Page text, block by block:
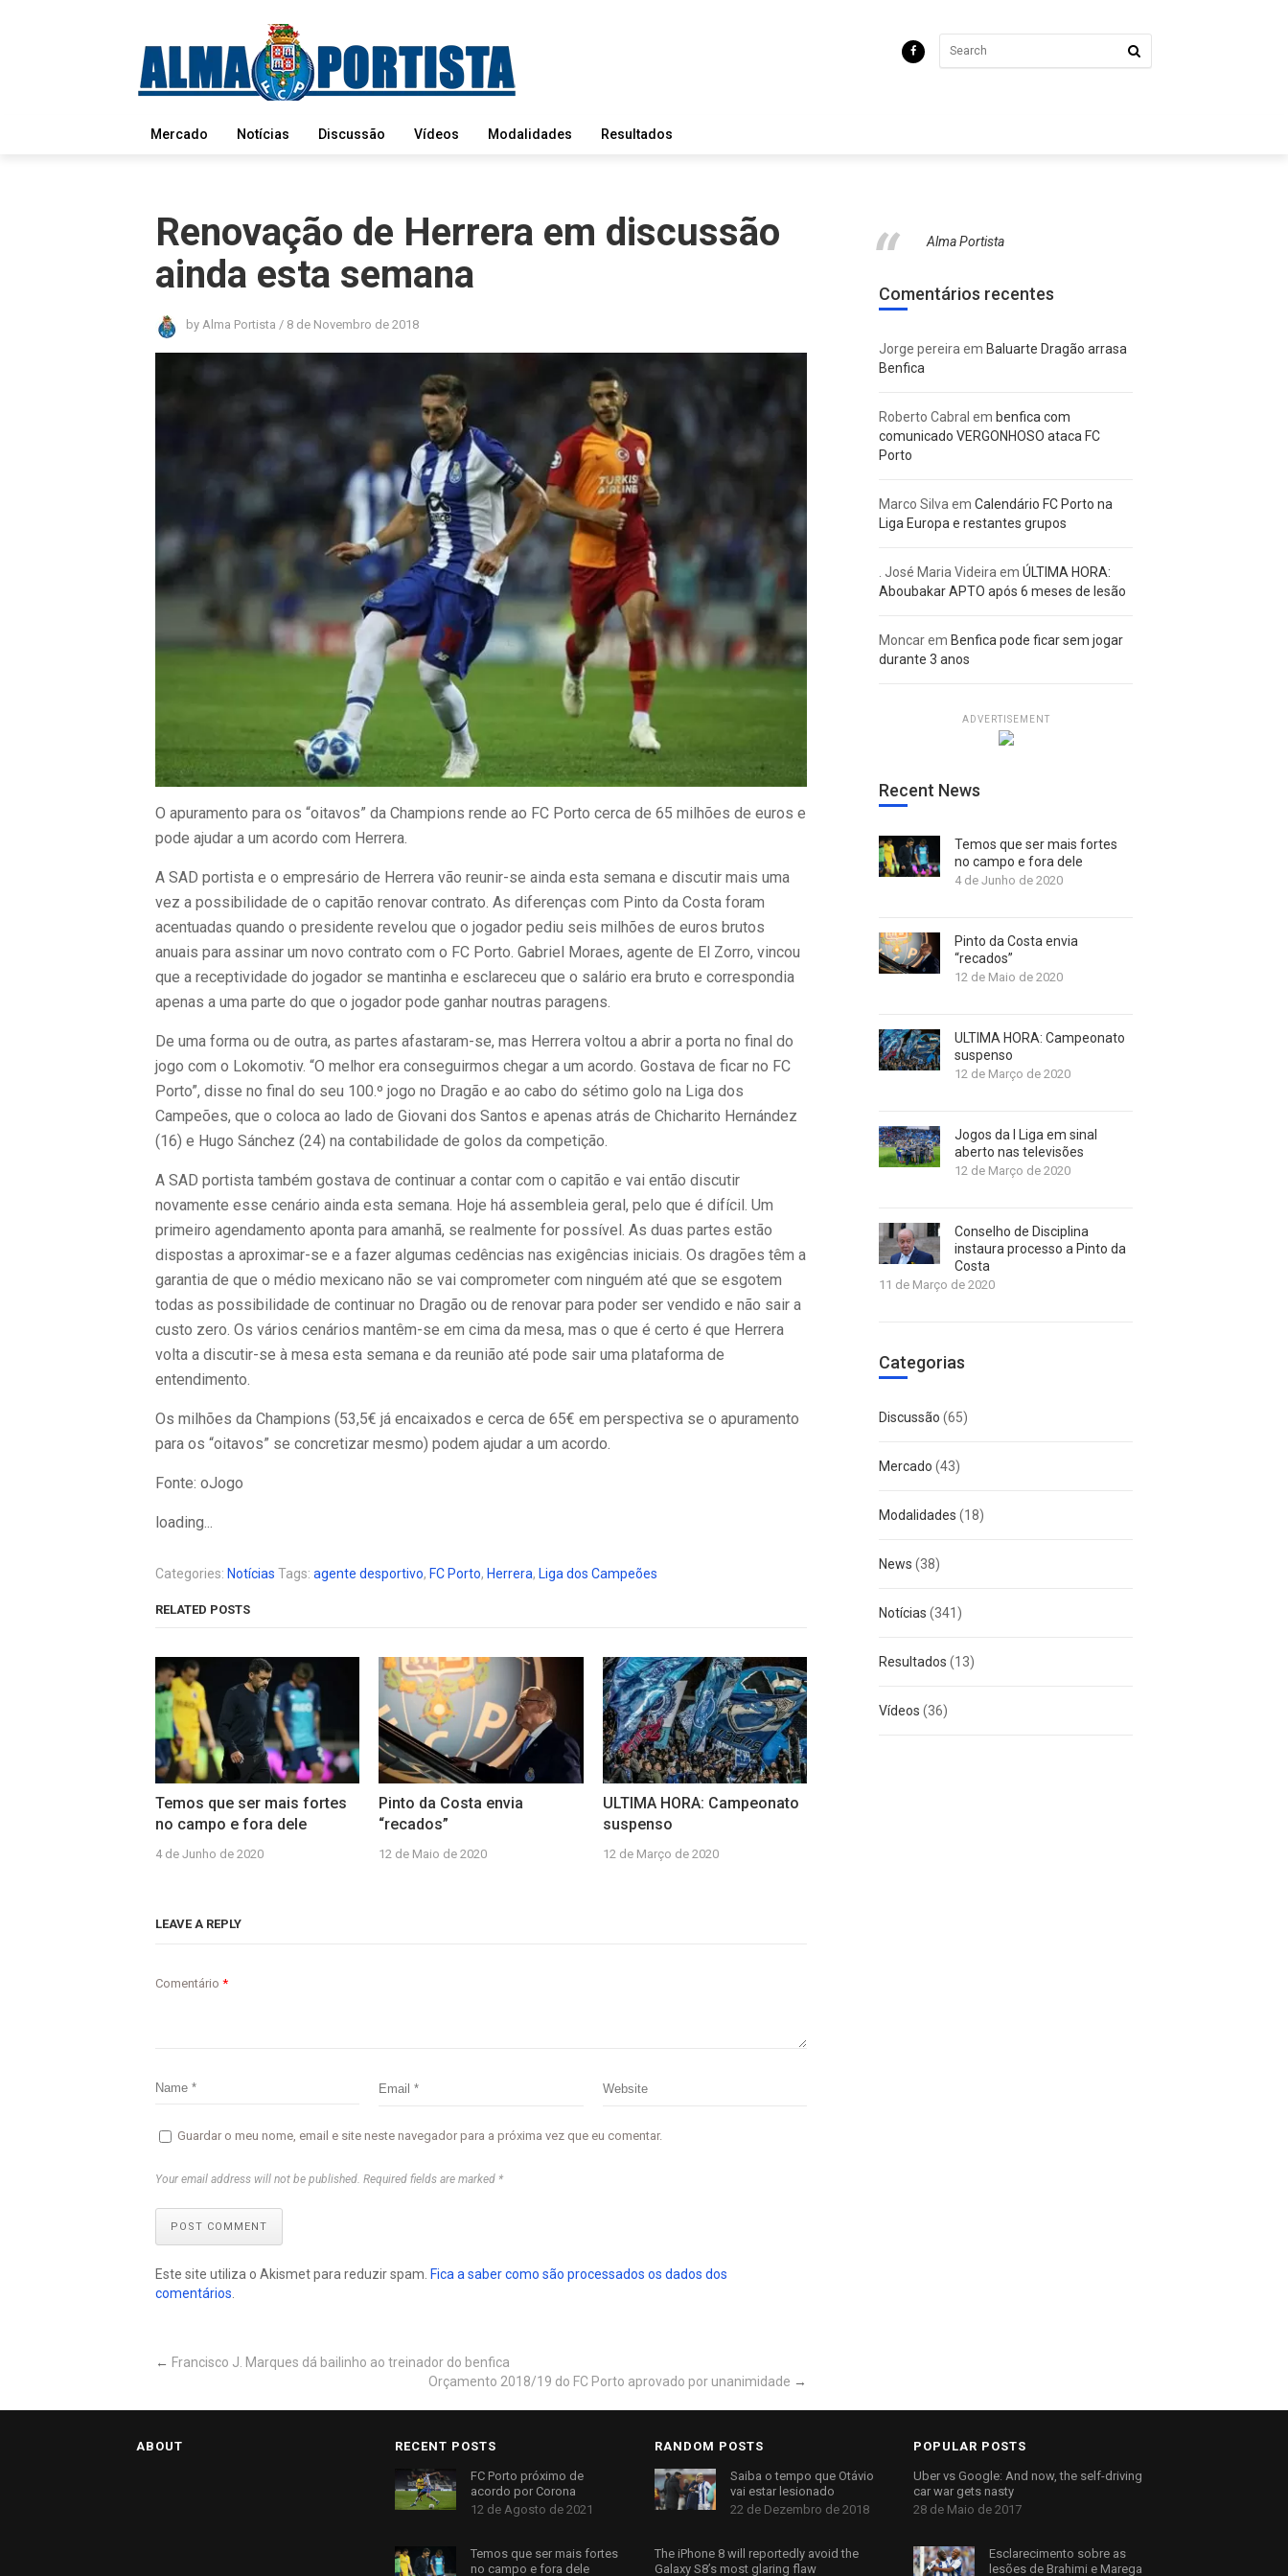
Mercado Notícias Discussão Vídeos Modalidades Resultados
Renovação de Herrera em discussão
ainda esta semana
by Alma Portista / 8 de Novembro de 2018
O apuramento para os “oitavos” da Champions rende ao FC Porto cerca de 65 milhões de euros e
pode ajudar a um acordo com Herrera.
A SAD portista e o empresário de Herrera vão reunir-se ainda esta semana e discutir mais uma
vez a possibilidade de o capitão renovar contrato. As diferenças com Pinto da Costa foram
acentuadas quando o presidente revelou que o jogador pediu seis milhões de euros brutos
anuais para assinar um novo contrato com o FC Porto. Gabriel Moraes, agente de El Zorro, vincou
que a receptividade do jogador se mantinha e esclareceu que o salário era bruto e correspondia
apenas a uma parte do que o jogador pode ganhar noutras paragens.
De uma forma ou de outra, as partes afastaram-se, mas Herrera voltou a abrir a porta no final do
jogo com o Lokomotiv. “O melhor era conseguirmos chegar a um acordo. Gostava de ficar no FC
Porto”, disse no final do seu 100.º jogo no Dragão e ao cabo do sétimo golo na Liga dos
Campeões, que o coloca ao lado de Giovani dos Santos e apenas atrás de Chicharito Hernández
(16) e Hugo Sánchez (24) na contabilidade de golos da competição.
A SAD portista também gostava de continuar a contar com o capitão e vai então discutir
novamente esse cenário ainda esta semana. Hoje há assembleia geral, pelo que é difícil. Um
primeiro agendamento aponta para amanhã, se realmente for possível. As duas partes estão
dispostas a aproximar-se e a fazer algumas cedências nas exigências iniciais. Os dragões têm a
garantia de que o médio mexicano não se vai comprometer com ninguém até que se esgotem
todas as possibilidade de continuar no Dragão ou de renovar para poder ser vendido e não sair a
custo zero. Os vários cenários mantêm-se em cima da mesa, mas o que é certo é que Herrera
volta a discutir-se à mesa esta semana e da reunião até pode sair uma plataforma de
entendimento.
Os milhões da Champions (53,5€ já encaixados e cerca de 65€ em perspectiva se o apuramento
para os “oitavos” se concretizar mesmo) podem ajudar a um acordo.
Fonte: oJogo
loading...
Categories: Notícias Tags: agente desportivo, FC Porto, Herrera, Liga dos Campeões
RELATED POSTS
Temos que ser mais fortes
no campo e fora dele
4 de Junho de 2020
Pinto da Costa envia
“recados”
12 de Maio de 2020
ULTIMA HORA: Campeonato
suspenso
12 de Março de 2020
LEAVE A REPLY
Comentário *
Guardar o meu nome, email e site neste navegador para a próxima vez que eu comentar.
Your email address will not be published. Required fields are marked *
POST COMMENT
Este site utiliza o Akismet para reduzir spam. Fica a saber como são processados os dados dos
comentários
← Francisco J. Marques dá bailinho ao treinador do benfica
Orçamento 2018/19 do FC Porto aprovado por unanimidade →
Alma Portista
Comentários recentes
Jorge pereira em Baluarte Dragão arrasa
Benfica
Roberto Cabral em benfica com
comunicado VERGONHOSO ataca FC
Porto
Marco Silva em Calendário FC Porto na
Liga Europa e restantes grupos
. José Maria Videira em ÚLTIMA HORA:
Aboubakar APTO após 6 meses de lesão
Moncarem Benfica pode ficar sem jogar
durante 3 anos
ADVERTISEMENT
Recent News
Temos que ser mais fortes
no campo e fora dele
4 de Junho de 2020
Pinto da Costa envia
“recados”
12 de Maio de 2020
ULTIMA HORA: Campeonato
suspenso
12 de Março de 2020
Jogos da I Liga em sinal
aberto nas televisões
12 de Março de 2020
Conselho de Disciplina
instaura processo a Pinto da
Costa
11 de Março de 2020
Categorias
Discussão (65)
Mercado (43)
Modalidades (18)
News (38)
Notícias (341)
Resultados (13)
Vídeos (36)
ABOUT RECENT POSTS
FC Porto próximo de
acordo por Corona
12 de Agosto de 2021
Temos que ser mais fortes
no campo e fora dele
RANDOM POSTS
Saiba o tempo que Otávio
vai estar lesionado
22 de Dezembro de 2018
The iPhone 8 will reportedly avoid the
Galaxy S8’s most glaring flaw
POPULAR POSTS
Uber vs Google: And now, the self-driving
car war gets nasty
28 de Maio de 2017
Esclarecimento sobre as
lesões de Brahimi e Marega